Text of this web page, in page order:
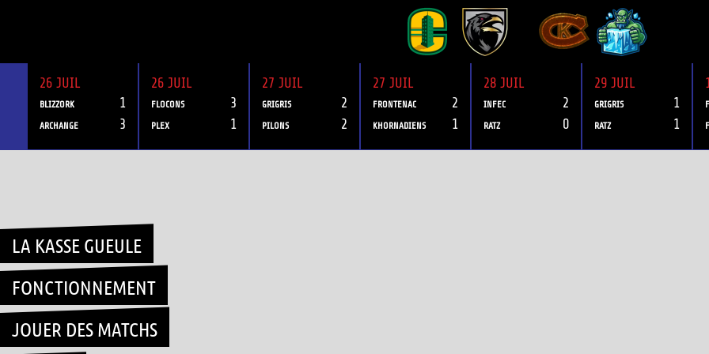
26 JUIL
BLIZZORK 1
ARCHANGE 3
26 JUIL
FLOCONS 3
PLEX 1
27 JUIL
GRIGRIS 2
PILONS 2
27 JUIL
FRONTENAC 2
KHORNADIENS 1
28 JUIL
INFEC 2
RATZ 0
29 JUIL
GRIGRIS 1
RATZ 1
LA KASSE GUEULE
FONCTIONNEMENT
JOUER DES MATCHS